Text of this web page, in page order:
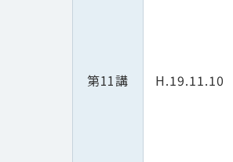
第11講 H.19.11.10